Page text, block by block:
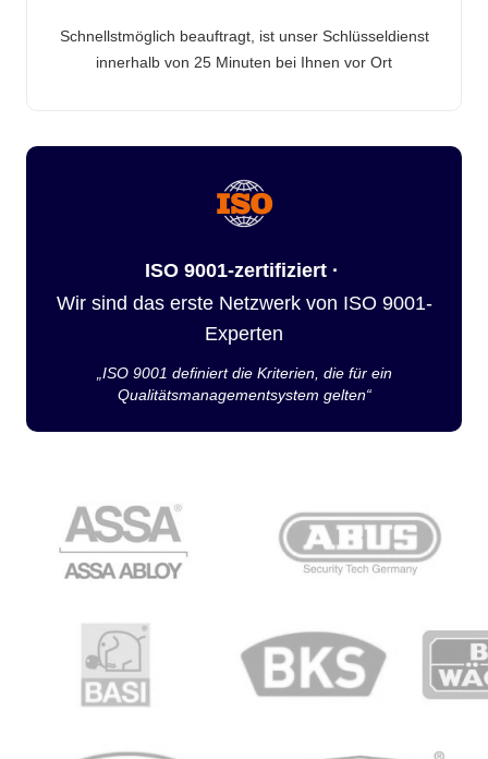
Schnellstmöglich beauftragt, ist unser Schlüsseldienst
innerhalb von 25 Minuten bei Ihnen vor Ort
ISO 9001-zertifiziert ·
Wir sind das erste Netzwerk von ISO 9001-
Experten
„ISO 9001 definiert die Kriterien, die für ein
Qualitätsmanagementsystem gelten“